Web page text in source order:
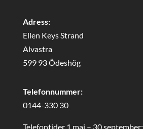
Adress:
Ellen Keys Strand
Alvastra
599 93 Ödeshög
Telefonnummer:
0144-330 30
Telefontider 1 maj – 30 september: